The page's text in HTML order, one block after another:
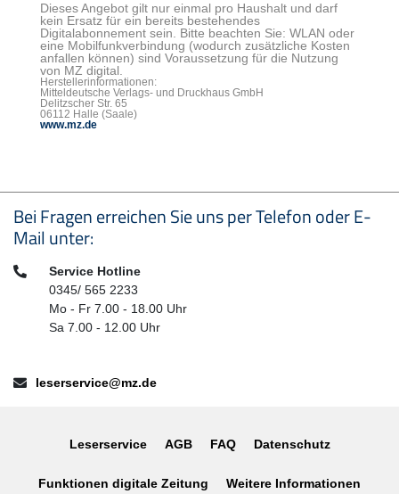
Dieses Angebot gilt nur einmal pro Haushalt und darf
kein Ersatz für ein bereits bestehendes
Digitalabonnement sein. Bitte beachten Sie: WLAN oder
eine Mobilfunkverbindung (wodurch zusätzliche Kosten
anfallen können) sind Voraussetzung für die Nutzung
von MZ digital.
Herstellerinformationen:
Mitteldeutsche Verlags- und Druckhaus GmbH
Delitzscher Str. 65
06112 Halle (Saale)
www.mz.de
Seitenfußbereich
Bei Fragen erreichen Sie uns per Telefon oder E-
Mail unter:
Telefon:Service Hotline
0345/ 565 2233
Mo - Fr 7.00 - 18.00 Uhr
Sa 7.00 - 12.00 Uhr
E-Mail:leserservice@mz.de
Leserservice AGB FAQ Datenschutz
Funktionen digitale Zeitung Weitere Informationen